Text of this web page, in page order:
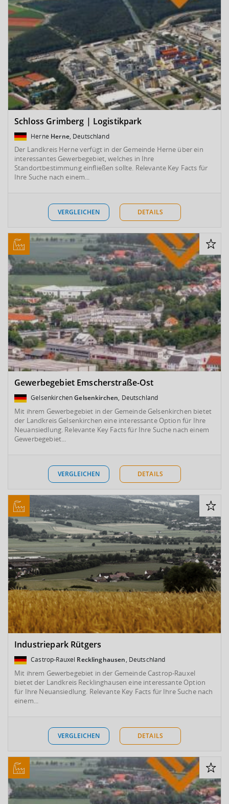
Schloss Grimberg | Logistikpark
Herne Herne, Deutschland
Der Landkreis Herne verfügt in der Gemeinde Herne über ein
interessantes Gewerbegebiet, welches in Ihre
Standortbestimmung einfließen sollte. Relevante Key Facts für
Ihre Suche nach einem...
VERGLEICHEN DETAILS
Gewerbegebiet Emscherstraße-Ost
GelsenkirchenGelsenkirchen, Deutschland
Mit ihrem Gewerbegebiet in der Gemeinde Gelsenkirchen bietet
der Landkreis Gelsenkirchen eine interessante Option für Ihre
Neuansiedlung. Relevante Key Facts für Ihre Suche nach einem
Gewerbegebiet...
VERGLEICHEN DETAILS
Industriepark Rütgers
Castrop-Rauxel Recklinghausen, Deutschland
Mit ihrem Gewerbegebiet in der Gemeinde Castrop-Rauxel
bietet der Landkreis Recklinghausen eine interessante Option
für Ihre Neuansiedlung. Relevante Key Facts für Ihre Suche nach
einem...
VERGLEICHEN DETAILS